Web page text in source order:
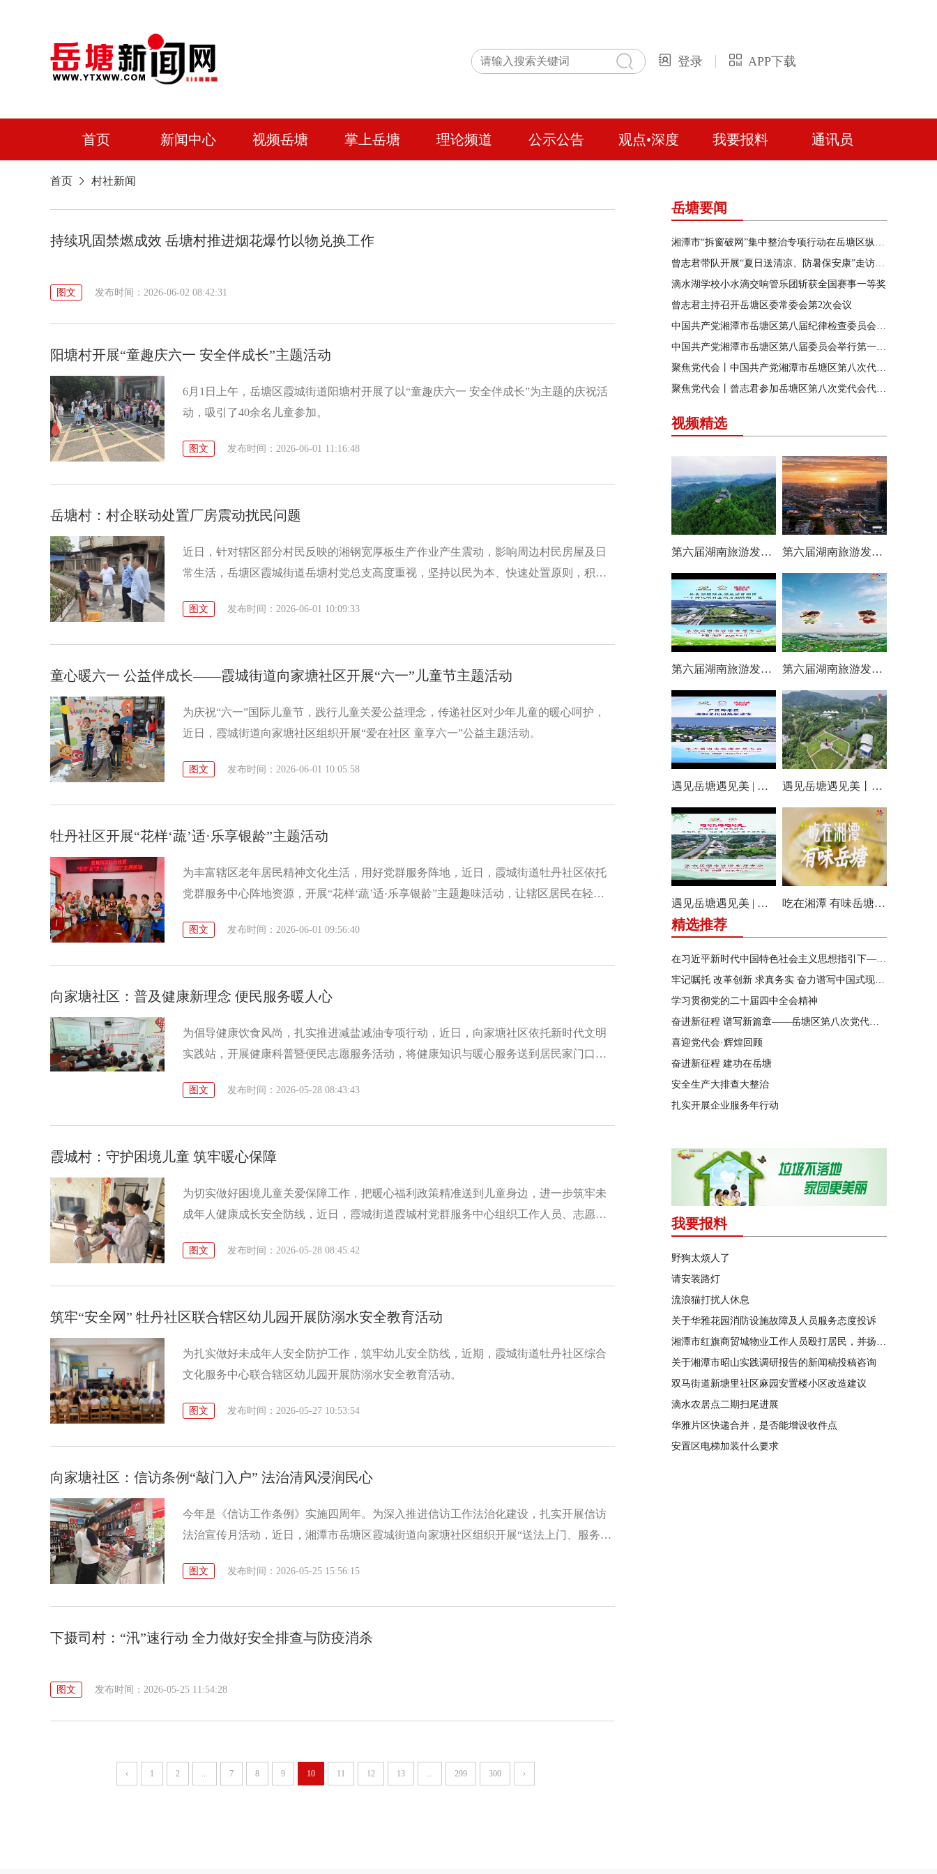
登录 APP下载
首页 新闻中心 视频岳塘 掌上岳塘 理论频道 公示公告 观点•深度 我要报料 通讯员
首页 村社新闻
持续巩固禁燃成效 岳塘村推进烟花爆竹以物兑换工作
图文 发布时间：2026-06-02 08:42:31
​阳塘村开展“童趣庆六一 安全伴成长”主题活动
6月1日上午，岳塘区霞城街道阳塘村开展了以“童趣庆六一 安全伴成长”为主题的庆祝活
动，吸引了40余名儿童参加。
图文 发布时间：2026-06-01 11:16:48
岳塘村：村企联动处置厂房震动扰民问题
近日，针对辖区部分村民反映的湘钢宽厚板生产作业产生震动，影响周边村民房屋及日
常生活，岳塘区霞城街道岳塘村党总支高度重视，坚持以民为本、快速处置原则，积极
生活安宁。
图文 发布时间：2026-06-01 10:09:33
童心暖六一 公益伴成长——霞城街道向家塘社区开展“六一”儿童节主题活动
为庆祝“六一”国际儿童节，践行儿童关爱公益理念，传递社区对少年儿童的暖心呵护，
近日，霞城街道向家塘社区组织开展“爱在社区 童享六一”公益主题活动。
图文 发布时间：2026-06-01 10:05:58
牡丹社区开展“花样‘蔬’适·乐享银龄”主题活动
为丰富辖区老年居民精神文化生活，用好党群服务阵地，近日，霞城街道牡丹社区依托
党群服务中心阵地资源，开展“花样‘蔬’适·乐享银龄”主题趣味活动，让辖区居民在轻松
图文 发布时间：2026-06-01 09:56:40
向家塘社区：普及健康新理念 便民服务暖人心
为倡导健康饮食风尚，扎实推进减盐减油专项行动，近日，向家塘社区依托新时代文明
实践站，开展健康科普暨便民志愿服务活动，将健康知识与暖心服务送到居民家门口，
图文 发布时间：2026-05-28 08:43:43
霞城村：守护困境儿童 筑牢暖心保障
为切实做好困境儿童关爱保障工作，把暖心福利政策精准送到儿童身边，进一步筑牢未
成年人健康成长安全防线，近日，霞城街道霞城村党群服务中心组织工作人员、志愿者
访、精准服务，将政策关怀与温暖守护送到每一户困境儿童家中。
图文 发布时间：2026-05-28 08:45:42
筑牢“安全网” 牡丹社区联合辖区幼儿园开展防溺水安全教育活动
为扎实做好未成年人安全防护工作，筑牢幼儿安全防线，近期，霞城街道牡丹社区综合
文化服务中心联合辖区幼儿园开展防溺水安全教育活动。
图文 发布时间：2026-05-27 10:53:54
向家塘社区：信访条例“敲门入户” 法治清风浸润民心
今年是《信访工作条例》实施四周年。为深入推进信访工作法治化建设，扎实开展信访
法治宣传月活动，近日，湘潭市岳塘区霞城街道向家塘社区组织开展“送法上门、服务到
图文 发布时间：2026-05-25 15:56:15
下摄司村：“汛”速行动 全力做好安全排查与防疫消杀
图文 发布时间：2026-05-25 11:54:28
‹ 1 2 ... 7 8 9 10 11 12 13 ... 299 300 ›
岳塘要闻
湘潭市“拆窗破网”集中整治专项行动在岳塘区纵深推进
曾志君带队开展“夏日送清凉、防暑保安康”走访慰问
滴水湖学校小水滴交响管乐团斩获全国赛事一等奖
曾志君主持召开岳塘区委常委会第2次会议
中国共产党湘潭市岳塘区第八届纪律检查委员会召开第一次全体会议
中国共产党湘潭市岳塘区第八届委员会举行第一次全体（扩大）会议
聚焦党代会丨中国共产党湘潭市岳塘区第八次代表大会胜利闭幕
聚焦党代会丨曾志君参加岳塘区第八次党代会代表团分团讨论
视频精选
第六届湖南旅游发展大会丨岳塘区：一村一景 一步一趣 第六届湖南旅游发展大会丨阿莲潭宝带你云游岳塘（二）
第六届湖南旅游发展大会丨仰天湖国际休闲旅游度假区17个游玩项目全线开放嗨翻一夏 第六届湖南旅游发展大会丨阿莲潭宝带你云游岳塘
遇见岳塘遇见美 | 厂区即景区，湘钢文化园焕新迎客！ 遇见岳塘遇见美丨盘龙大观园提质焕新迎八方客
遇见岳塘遇见美 | 归隐松涧·理想村落：两期筑景 一涧生香 点亮岳塘文旅新貌 吃在湘潭 有味岳塘丨云盘山下：匠心守本味 小院忆乡愁
精选推荐
在习近平新时代中国特色社会主义思想指引下——新时代 新作为 新篇章
牢记嘱托 改革创新 求真务实 奋力谱写中国式现代化湖南篇章
学习贯彻党的二十届四中全会精神
奋进新征程 谱写新篇章——岳塘区第八次党代会特别报道
喜迎党代会·辉煌回顾
奋进新征程 建功在岳塘
安全生产大排查大整治
扎实开展企业服务年行动
我要报料
野狗太烦人了
请安装路灯
流浪猫打扰人休息
关于华雅花园消防设施故障及人员服务态度投诉
湘潭市红旗商贸城物业工作人员殴打居民，并扬言恐吓“我打死你有冯友根负责”
关于湘潭市昭山实践调研报告的新闻稿投稿咨询
双马街道新塘里社区麻园安置楼小区改造建议
滴水农居点二期扫尾进展
华雅片区快递合并，是否能增设收件点
安置区电梯加装什么要求